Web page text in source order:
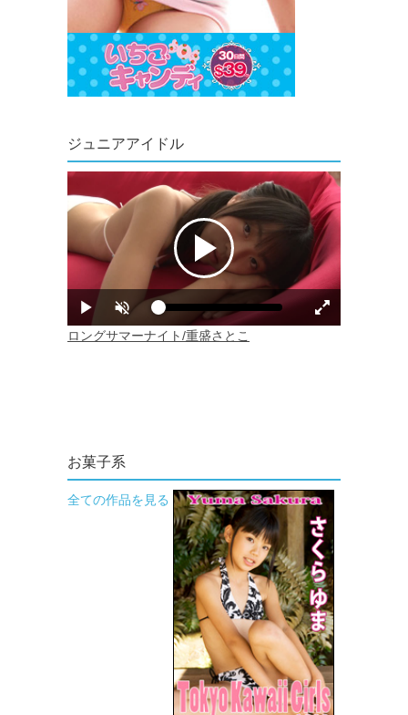
ジュニアアイドル
お菓子系
全ての作品を見る